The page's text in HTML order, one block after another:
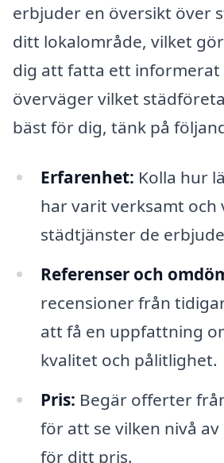
erbjuder en översikt över
ditt lokalområde, vilket
dig att fatta ett informerat
överväger vilket
bäst för dig, tänk på
Erfarenhet: Kolla hur
har varit verksamt och
städtjänster de
Referenser och
recensioner från
att få en uppfattning
kvalitet och pålitlighet.
Pris: Begär offerter
för att se vilken nivå
för ditt pris.